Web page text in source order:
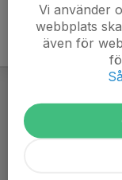
Vi använder
webbplats
även för